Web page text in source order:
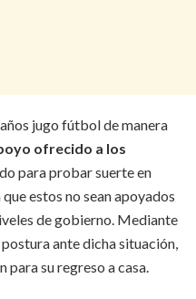
jugo fútbol de manera
ofrecido a los
para probar suerte en
estos no sean apoyados
de gobierno. Mediante
ante dicha situación,
para su regreso a casa.